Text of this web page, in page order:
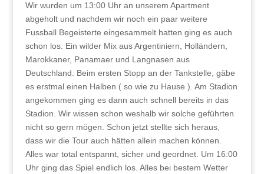
Wir wurden um 13:00 Uhr an unserem Apartment
abgeholt und nachdem wir noch ein paar weitere
Fussball Begeisterte eingesammelt hatten ging es auch
schon los. Ein wilder Mix aus Argentiniern, Holländern,
Marokkaner, Panamaer und Langnasen aus
Deutschland. Beim ersten Stopp an der Tankstelle, gäbe
es erstmal einen Halben ( so wie zu Hause ). Am Stadion
angekommen ging es dann auch schnell bereits in das
Stadion. Wir wissen schon weshalb wir solche geführten
nicht so gern mögen. Schon jetzt stellte sich heraus,
dass wir die Tour auch hätten allein machen können.
Alles war total entspannt, sicher und geordnet. Um 16:00
Uhr ging das Spiel endlich los. Alles bei bestem Wetter